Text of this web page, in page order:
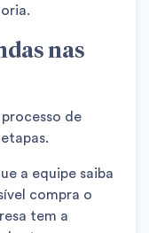
nas
de
a equipe saiba
compra o
tem a